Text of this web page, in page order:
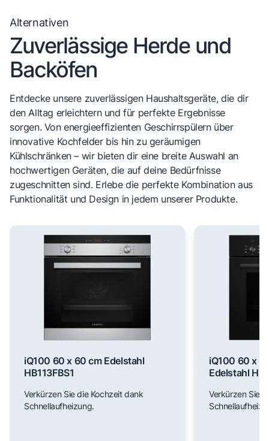
Alternativen
Zuverlässige Herde und
Backöfen
Entdecke unsere zuverlässigen Haushaltsgeräte, die dir
den Alltag erleichtern und für perfekte Ergebnisse
sorgen. Von energieeffizienten Geschirrspülern über
innovative Kochfelder bis hin zu geräumigen
Kühlschränken – wir bieten dir eine breite Auswahl an
hochwertigen Geräten, die auf deine Bedürfnisse
zugeschnitten sind. Erlebe die perfekte Kombination aus
Funktionalität und Design in jedem unserer Produkte.
iQ100 60 x 60 cm Edelstahl
HB113FBS1
Verkürzen Sie die Kochzeit dank
Schnellaufheizung.
iQ100 60 x
Edelstahl
Verkürzen Sie